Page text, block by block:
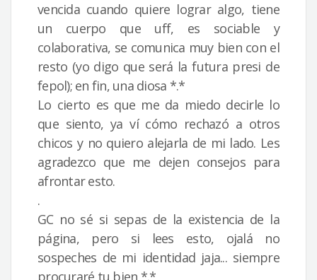
vencida cuando quiere lograr algo, tiene
un cuerpo que uff, es sociable y
colaborativa, se comunica muy bien con el
resto (yo digo que será la futura presi de
fepol); en fin, una diosa *.*
Lo cierto es que me da miedo decirle lo
que siento, ya ví cómo rechazó a otros
chicos y no quiero alejarla de mi lado. Les
agradezco que me dejen consejos para
afrontar esto.
.
GC no sé si sepas de la existencia de la
página, pero si lees esto, ojalá no
sospeches de mi identidad jaja... siempre